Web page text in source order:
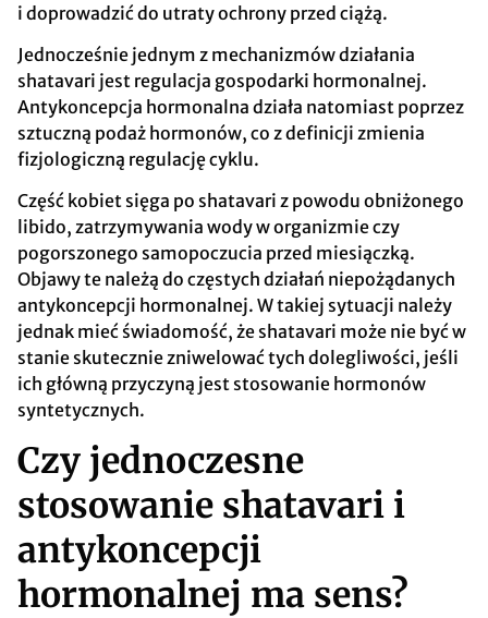
i doprowadzić do utraty ochrony przed ciążą.
Jednocześnie jednym z mechanizmów działania
shatavari jest regulacja gospodarki hormonalnej.
Antykoncepcja hormonalna działa natomiast poprzez
sztuczną podaż hormonów, co z definicji zmienia
fizjologiczną regulację cyklu.
Część kobiet sięga po shatavari z powodu obniżonego
libido, zatrzymywania wody w organizmie czy
pogorszonego samopoczucia przed miesiączką.
Objawy te należą do częstych działań niepożądanych
antykoncepcji hormonalnej. W takiej sytuacji należy
jednak mieć świadomość, że shatavari może nie być w
stanie skutecznie zniwelować tych dolegliwości, jeśli
ich główną przyczyną jest stosowanie hormonów
syntetycznych.
Czy jednoczesne
stosowanie shatavari i
antykoncepcji
hormonalnej ma sens?